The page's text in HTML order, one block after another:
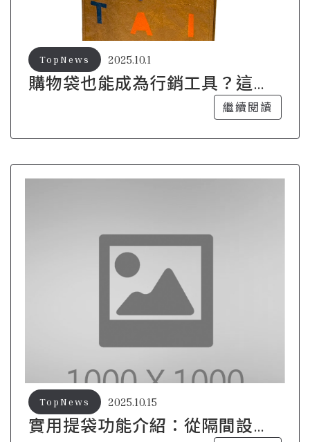
購物袋也能成為行銷工具？這樣
2025.10.1
TopNews
繼續閱讀
實用提袋功能介紹：從隔間設計
2025.10.15
TopNews